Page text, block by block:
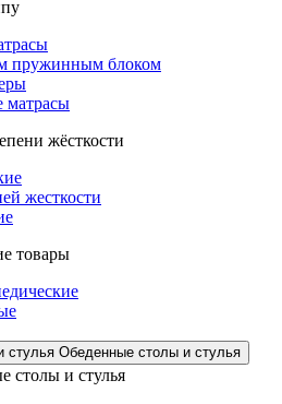
пружинным блоком
матрасы
жёсткости
жесткости
товары
Обеденные столы и стулья